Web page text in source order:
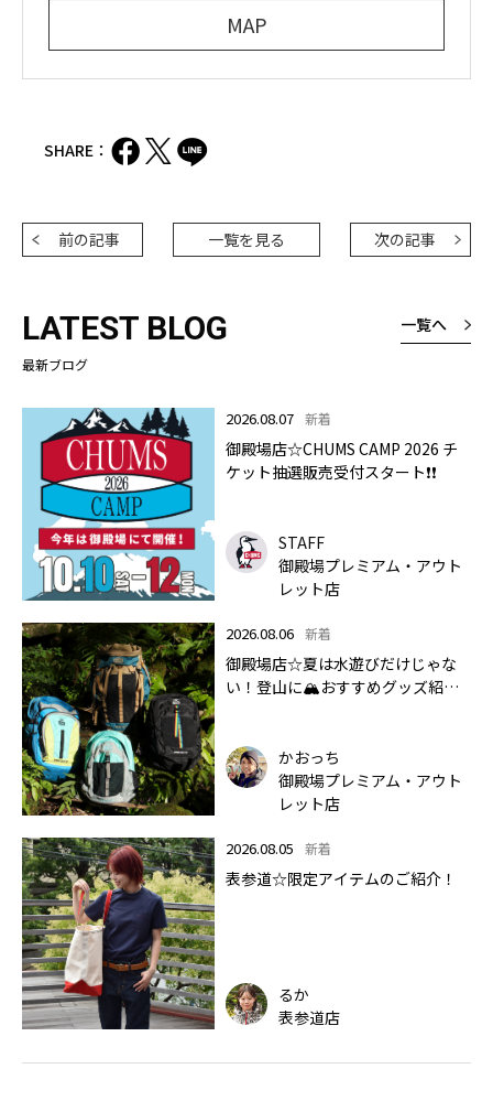
MAP
SHARE：
前の記事 一覧を見る 次の記事
LATEST BLOG
最新ブログ
一覧へ
2026.08.07 新着
御殿場店☆CHUMS CAMP 2026 チ
ケット抽選販売受付スタート❗❗
STAFF
御殿場プレミアム・アウト
レット店
2026.08.06 新着
御殿場店☆夏は水遊びだけじゃな
い！登山に🏔おすすめグッズ紹介
かおっち
御殿場プレミアム・アウト
レット店
2026.08.05 新着
表参道☆限定アイテムのご紹介！
るか
表参道店